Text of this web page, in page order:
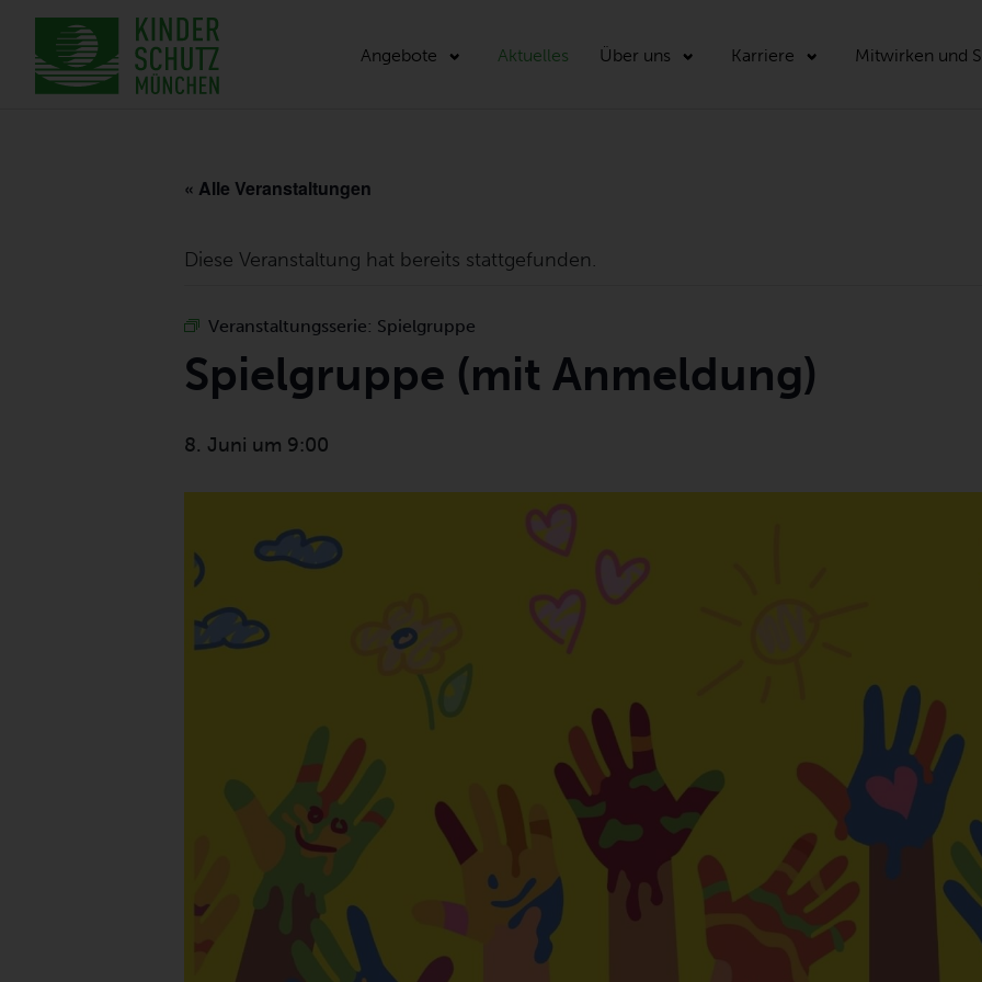
Angebote Aktuelles Über uns Karriere Mitwirken und
« Alle Veranstaltungen
Diese Veranstaltung hat bereits stattgefunden.
Veranstaltungsserie: Spielgruppe
Spielgruppe (mit Anmeldung)
8. Juni um 9:00